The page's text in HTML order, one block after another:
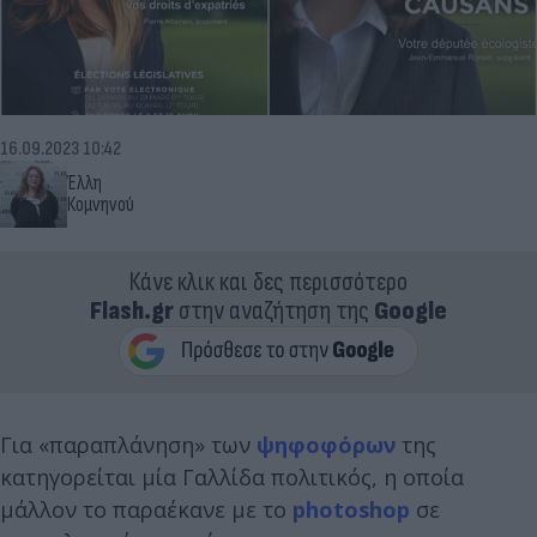
Έλλη
Κομνηνού
16.09.2023 10:42
Κάνε κλικ και δες περισσότερο
Flash.grστην αναζήτηση της Google
Για «παραπλάνηση» των ψηφοφόρων της
κατηγορείται μία Γαλλίδα πολιτικός, η οποία
μάλλον το παραέκανε με το photoshop σε